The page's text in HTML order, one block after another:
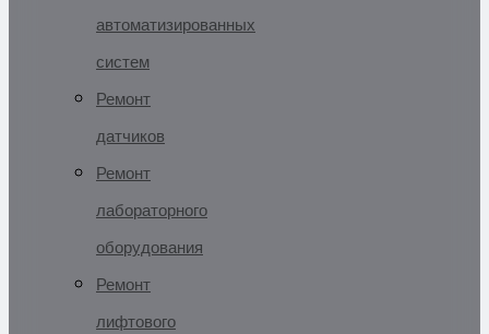
автоматизированных
систем
Ремонт
датчиков
Ремонт
лабораторного
оборудования
Ремонт
лифтового